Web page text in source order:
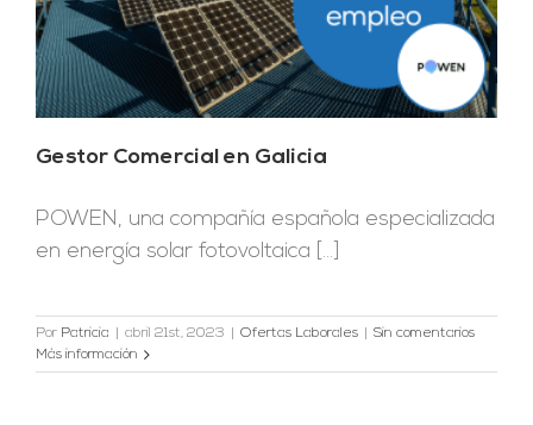
Gestor Comercial en Galicia
POWEN, una compañía española especializada
en energía solar fotovoltaica [...]
Por Patricia abril 21st, 2023 Ofertas Laborales
Sin comentarios
Más información